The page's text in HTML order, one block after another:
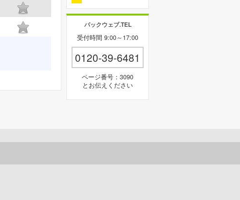
パックウェブ.TEL
受付時間 9:00～17:00
0120-39-6481
ページ番号：3090
とお伝えください